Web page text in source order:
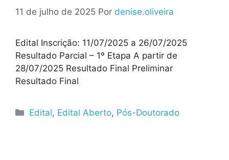
11 de julho de 2025 Por denise.oliveira
Edital Inscrição: 11/07/2025 a 26/07/2025
Resultado Parcial – 1º Etapa A partir de
28/07/2025 Resultado Final Preliminar
Resultado Final
Edital, Edital Aberto, Pós-Doutorado